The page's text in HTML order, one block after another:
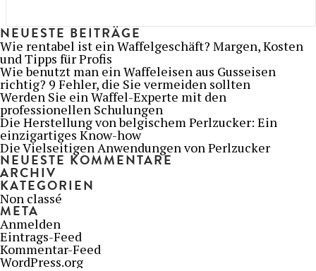
Produktseite
gewählt
werden
NEUESTE BEITRÄGE
Wie rentabel ist ein Waffelgeschäft? Margen, Kosten
und Tipps für Profis
Wie benutzt man ein Waffeleisen aus Gusseisen
richtig? 9 Fehler, die Sie vermeiden sollten
Werden Sie ein Waffel-Experte mit den
professionellen Schulungen
Die Herstellung von belgischem Perlzucker: Ein
einzigartiges Know-how
Die Vielseitigen Anwendungen von Perlzucker
NEUESTE KOMMENTARE
ARCHIV
KATEGORIEN
Non classé
META
Anmelden
Eintrags-Feed
Kommentar-Feed
WordPress.org